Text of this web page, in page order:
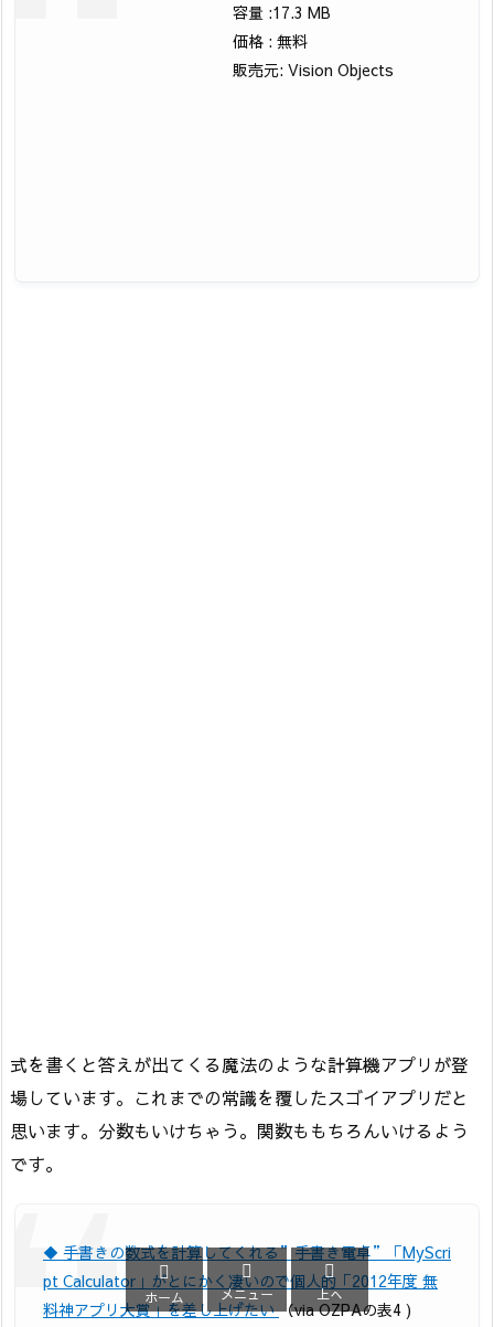
容量 :17.3 MB
価格 : 無料
販売元: Vision Objects
式を書くと答えが出てくる魔法のような計算機アプリが登
場しています。これまでの常識を覆したスゴイアプリだと
思います。分数もいけちゃう。関数ももちろんいけるよう
です。
◆ 手書きの数式を計算してくれる”手書き電卓”「MyScri
pt Calculator」がとにかく凄いので個人的「2012年度 無
料神アプリ大賞」を差し上げたい（via OZPAの表4 )

ホーム

メニュー

上へ